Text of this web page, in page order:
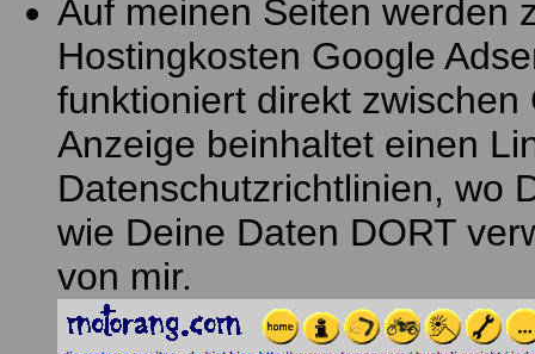
Auf meinen Seiten werden
Hostingkosten Google
funktioniert direkt
Anzeige beinhaltet einen
Datenschutzrichtlinien, wo
wie Deine Daten DORT
von mir.